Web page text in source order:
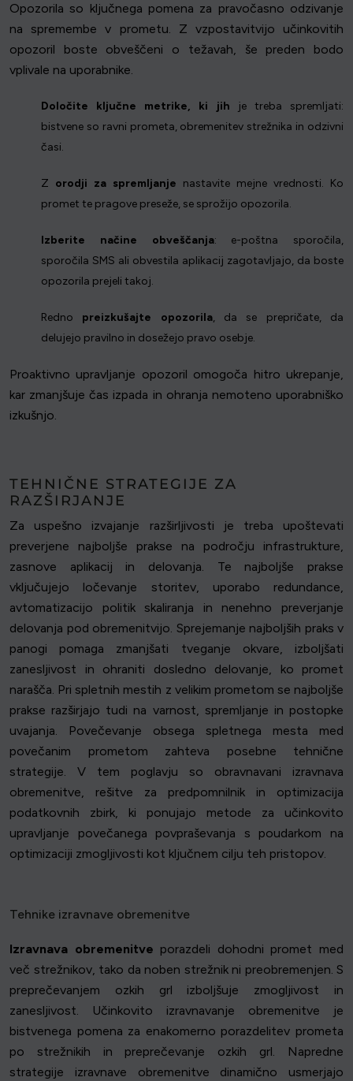
Opozorila so ključnega pomena za pravočasno odzivanje
na spremembe v prometu. Z vzpostavitvijo učinkovitih
opozoril boste obveščeni o težavah, še preden bodo
vplivale na uporabnike.
Določite ključne metrike, ki jih je treba spremljati:
bistvene so ravni prometa, obremenitev strežnika in odzivni
časi.
Z orodji za spremljanje nastavite mejne vrednosti. Ko
promet te pragove preseže, se sprožijo opozorila.
Izberite načine obveščanja: e-poštna sporočila,
sporočila SMS ali obvestila aplikacij zagotavljajo, da boste
opozorila prejeli takoj.
Redno preizkušajte opozorila, da se prepričate, da
delujejo pravilno in dosežejo pravo osebje.
Proaktivno upravljanje opozoril omogoča hitro ukrepanje,
kar zmanjšuje čas izpada in ohranja nemoteno uporabniško
izkušnjo.
TEHNIČNE STRATEGIJE ZA
RAZŠIRJANJE
Za uspešno izvajanje razširljivosti je treba upoštevati
preverjene najboljše prakse na področju infrastrukture,
zasnove aplikacij in delovanja. Te najboljše prakse
vključujejo ločevanje storitev, uporabo redundance,
avtomatizacijo politik skaliranja in nenehno preverjanje
delovanja pod obremenitvijo. Sprejemanje najboljših praks v
panogi pomaga zmanjšati tveganje okvare, izboljšati
zanesljivost in ohraniti dosledno delovanje, ko promet
narašča. Pri spletnih mestih z velikim prometom se najboljše
prakse razširjajo tudi na varnost, spremljanje in postopke
uvajanja. Povečevanje obsega spletnega mesta med
povečanim prometom zahteva posebne tehnične
strategije. V tem poglavju so obravnavani izravnava
obremenitve, rešitve za predpomnilnik in optimizacija
podatkovnih zbirk, ki ponujajo metode za učinkovito
upravljanje povečanega povpraševanja s poudarkom na
optimizaciji zmogljivosti kot ključnem cilju teh pristopov.
Tehnike izravnave obremenitve
Izravnava obremenitve porazdeli dohodni promet med
več strežnikov, tako da noben strežnik ni preobremenjen. S
preprečevanjem ozkih grl izboljšuje zmogljivost in
zanesljivost. Učinkovito izravnavanje obremenitve je
bistvenega pomena za enakomerno porazdelitev prometa
po strežnikih in preprečevanje ozkih grl. Napredne
strategije izravnave obremenitve dinamično usmerjajo